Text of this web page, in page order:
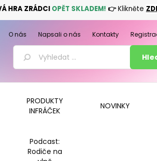
HRA ZRÁDCI OPĚT SKLADEM! 👉Klikněte
PRODUKTY
INFRÁČEK
NOVINKY
Podcast:
Rodiče na
O nás Napsali o nás Kontakty